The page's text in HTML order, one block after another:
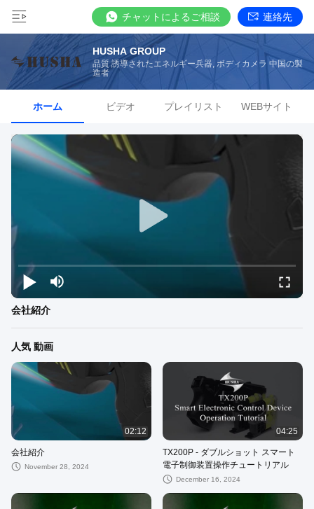
チャットによるご相談 連絡先
HUSHA GROUP
品質 誘導されたエネルギー兵器, ボディカメラ 中国の製
造者
ホーム ビデオ プレイリスト WEBサイト
会社紹介
人気 動画
02:12
会社紹介
November 28, 2024
04:25
TX200P - ダブルショット スマート
電子制御装置操作チュートリアル
December 16, 2024